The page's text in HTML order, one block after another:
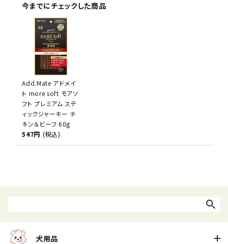
今までにチェックした商品
Add.Mate アドメイ
ト more soft モアソ
フト プレミアム ステ
ィックジャーキー チ
キン＆ビーフ 60g
547円 (税込)
犬用品